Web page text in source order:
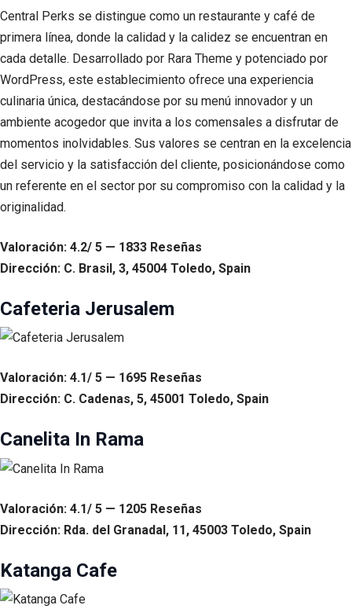
Central Perks se distingue como un restaurante y café de
primera línea, donde la calidad y la calidez se encuentran en
cada detalle. Desarrollado por Rara Theme y potenciado por
WordPress, este establecimiento ofrece una experiencia
culinaria única, destacándose por su menú innovador y un
ambiente acogedor que invita a los comensales a disfrutar de
momentos inolvidables. Sus valores se centran en la excelencia
del servicio y la satisfacción del cliente, posicionándose como
un referente en el sector por su compromiso con la calidad y la
originalidad.
Valoración: 4.2/ 5 — 1833 Reseñas
Dirección: C. Brasil, 3, 45004 Toledo, Spain
Cafeteria Jerusalem
Valoración: 4.1/ 5 — 1695 Reseñas
Dirección: C. Cadenas, 5, 45001 Toledo, Spain
Canelita In Rama
Valoración: 4.1/ 5 — 1205 Reseñas
Dirección: Rda. del Granadal, 11, 45003 Toledo, Spain
Katanga Cafe